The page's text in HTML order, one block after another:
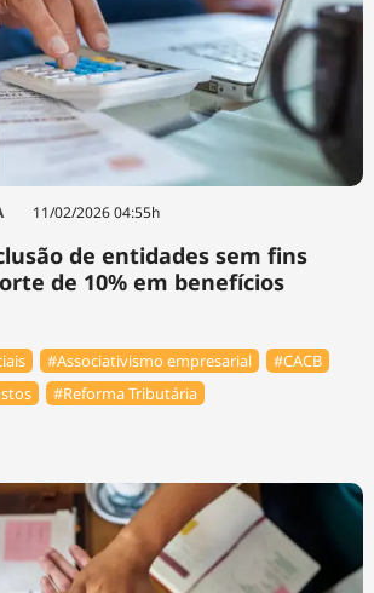
11/02/2026 04:55h
de entidades sem fins
de 10% em benefícios
#Associativismo empresarial
#⁠CACB
#Reforma Tributária